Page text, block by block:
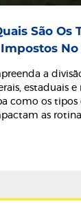
São Os
Impostos No
a
estaduais
como os tipos
as